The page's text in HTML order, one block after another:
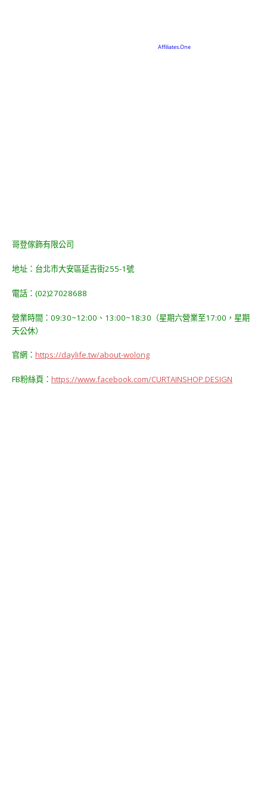
哥登傢飾有限公司
地址：台北市大安區延吉街255-1號
電話：(02)27028688
營業時間：09:30~12:00、13:00~18:30（星期六營業至17:00，星期
天公休）
官網： https://daylife.tw/about-wolong
FB粉絲頁： https://www.facebook.com/CURTAINSHOP.DESIGN